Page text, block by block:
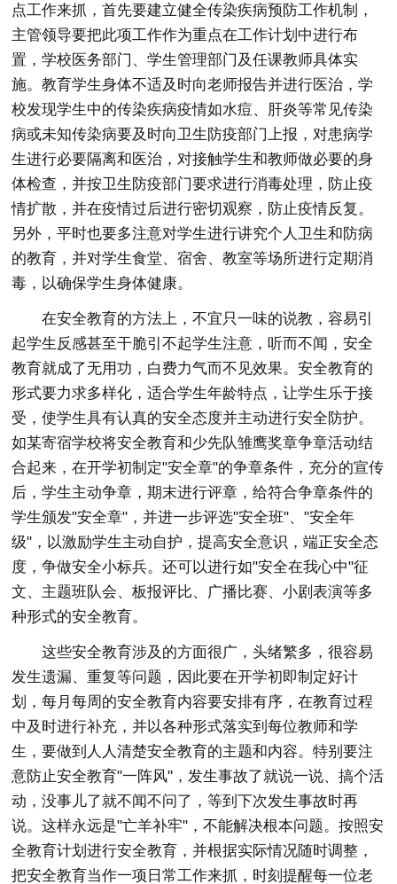
点工作来抓，首先要建立健全传染疾病预防工作机制，
主管领导要把此项工作作为重点在工作计划中进行布
置，学校医务部门、学生管理部门及任课教师具体实
施。教育学生身体不适及时向老师报告并进行医治，学
校发现学生中的传染疾病疫情如水痘、肝炎等常见传染
病或未知传染病要及时向卫生防疫部门上报，对患病学
生进行必要隔离和医治，对接触学生和教师做必要的身
体检查，并按卫生防疫部门要求进行消毒处理，防止疫
情扩散，并在疫情过后进行密切观察，防止疫情反复。
另外，平时也要多注意对学生进行讲究个人卫生和防病
的教育，并对学生食堂、宿舍、教室等场所进行定期消
毒，以确保学生身体健康。
在安全教育的方法上，不宜只一味的说教，容易引
起学生反感甚至干脆引不起学生注意，听而不闻，安全
教育就成了无用功，白费力气而不见效果。安全教育的
形式要力求多样化，适合学生年龄特点，让学生乐于接
受，使学生具有认真的安全态度并主动进行安全防护。
如某寄宿学校将安全教育和少先队雏鹰奖章争章活动结
合起来，在开学初制定"安全章"的争章条件，充分的宣传
后，学生主动争章，期末进行评章，给符合争章条件的
学生颁发"安全章"，并进一步评选"安全班"、"安全年
级"，以激励学生主动自护，提高安全意识，端正安全态
度，争做安全小标兵。还可以进行如"安全在我心中"征
文、主题班队会、板报评比、广播比赛、小剧表演等多
种形式的安全教育。
这些安全教育涉及的方面很广，头绪繁多，很容易
发生遗漏、重复等问题，因此要在开学初即制定好计
划，每月每周的安全教育内容要安排有序，在教育过程
中及时进行补充，并以各种形式落实到每位教师和学
生，要做到人人清楚安全教育的主题和内容。特别要注
意防止安全教育"一阵风"，发生事故了就说一说、搞个活
动，没事儿了就不闻不问了，等到下次发生事故时再
说。这样永远是"亡羊补牢"，不能解决根本问题。按照安
全教育计划进行安全教育，并根据实际情况随时调整，
把安全教育当作一项日常工作来抓，时刻提醒每一位老